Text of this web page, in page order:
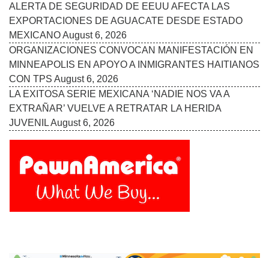
ALERTA DE SEGURIDAD DE EEUU AFECTA LAS
EXPORTACIONES DE AGUACATE DESDE ESTADO
MEXICANOAugust 6, 2026
ORGANIZACIONES CONVOCAN MANIFESTACIÓN EN
MINNEAPOLIS EN APOYO A INMIGRANTES HAITIANOS
CON TPS August 6, 2026
LA EXITOSA SERIE MEXICANA ‘NADIE NOS VA A
EXTRAÑAR’ VUELVE A RETRATAR LA HERIDA
JUVENILAugust 6, 2026